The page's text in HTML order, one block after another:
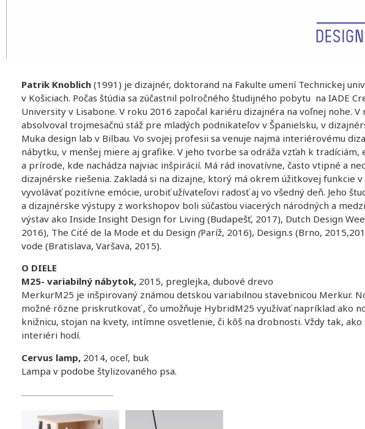
Patrik Knoblich (1991) je dizajnér, doktorand na Fakulte umení Technickej
v Košiciach. Počas štúdia sa zúčastnil polročného študijného pobytu na IADE
University v Lisabone. V roku 2016 započal kariéru dizajnéra na voľnej nohe. V
absolvoval trojmesačnú stáž pre mladých podnikateľov v Španielsku, v
Muka design lab v Bilbau. Vo svojej profesii sa venuje najmä interiérovému
nábytku, v menšej miere aj grafike. V jeho tvorbe sa odráža vzťah k tradíciám,
a prírode, kde nachádza najviac inšpirácií. Má rád inovatívne, často vtipné a
dizajnérske riešenia. Zakladá si na dizajne, ktorý má okrem úžitkovej funkcie v
vyvolávať pozitívne emócie, urobiť užívateľovi radosť aj vo všedný deň. Jeho
a dizajnérske výstupy z workshopov boli súčasťou viacerých národných a
výstav ako Inside Insight Design for Living (Budapešť, 2017), Dutch Design
2016), The Cité de la Mode et du Design (Paríž, 2016), Design.s (Brno,
vode (Bratislava, Varšava, 2015).
O DIELE
M25- variabilný nábytok, 2015, preglejka, dubové drevo
MerkurM25 je inšpirovaný známou detskou variabilnou stavebnicou Merkur.
možné rôzne priskrutkovať , čo umožňuje HybridM25 využívať napríklad ako
knižnicu, stojan na kvety, intímne osvetlenie, či kôš na drobnosti. Vždy tak, ako
interiéri hodí.
Cervus lamp, 2014, oceľ, buk
Lampa v podobe štylizovaného psa.